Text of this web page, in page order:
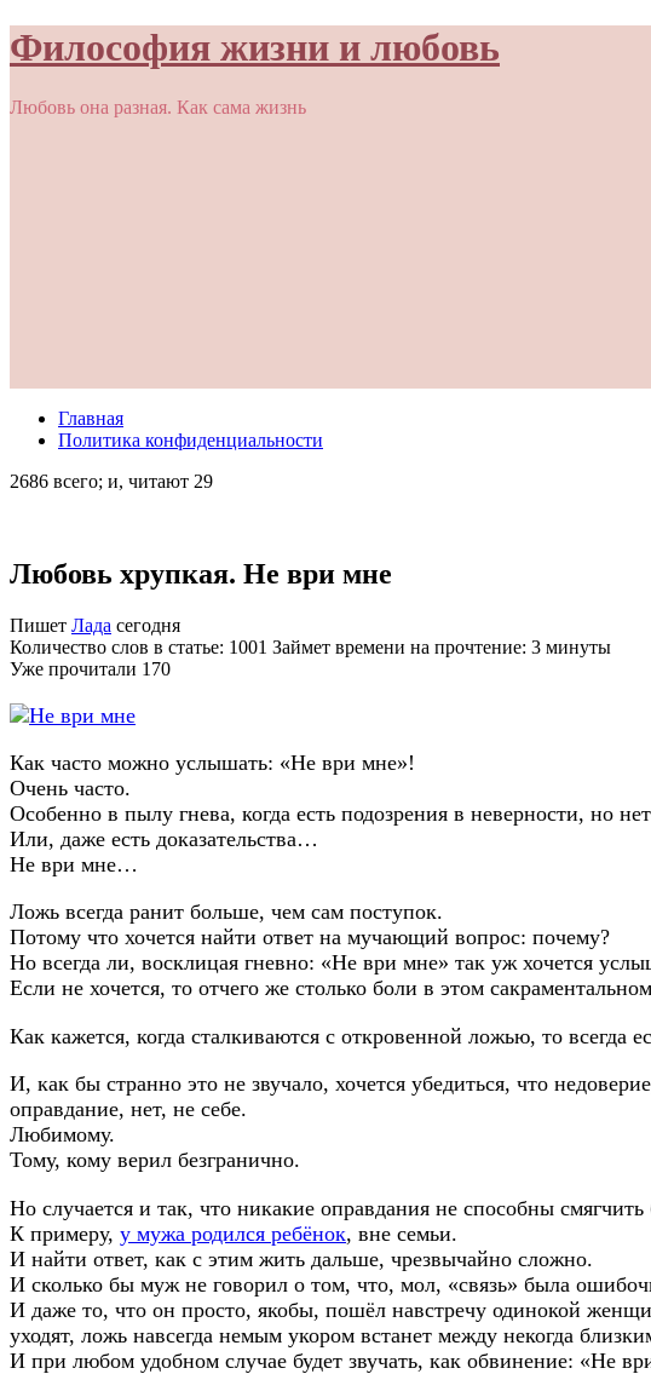
Философия жизни и любовь
Любовь она разная. Как сама жизнь
Главная
Политика конфиденциальности
2686 всего; и, читают 29
Любовь хрупкая. Не ври мне
Пишет Лада сегодня
Количество слов в статье: 1001 Займет времени на прочтение: 3 минуты
Уже прочитали 170
Как часто можно услышать: «Не ври мне»!
Очень часто.
Особенно в пылу гнева, когда есть подозрения в неверности, но нет
Или, даже есть доказательства…
Не ври мне…
Ложь всегда ранит больше, чем сам поступок.
Потому что хочется найти ответ на мучающий вопрос: почему?
Но всегда ли, восклицая гневно: «Не ври мне» так уж хочется
Если не хочется, то отчего же столько боли в этом
Как кажется, когда сталкиваются с откровенной ложью, то
И, как бы странно это не звучало, хочется убедиться, что
оправдание, нет, не себе.
Любимому.
Тому, кому верил безгранично.
Но случается и так, что никакие оправдания не способны
К примеру, у мужа родился ребёнок, вне семьи.
И найти ответ, как с этим жить дальше, чрезвычайно сложно.
И сколько бы муж не говорил о том, что, мол, «связь» была
И даже то, что он просто, якобы, пошёл навстречу одинокой
уходят, ложь навсегда немым укором встанет между некогда
И при любом удобном случае будет звучать, как обвинение: «Не